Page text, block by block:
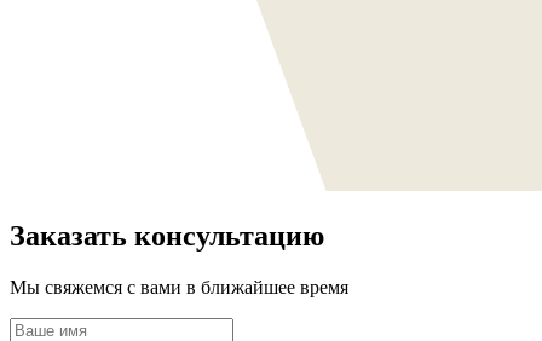
Заказать консультацию
Мы свяжемся с вами в ближайшее время